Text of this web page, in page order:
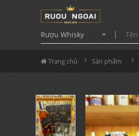
Rượu Whisky
Trang chủ Sản phẩm